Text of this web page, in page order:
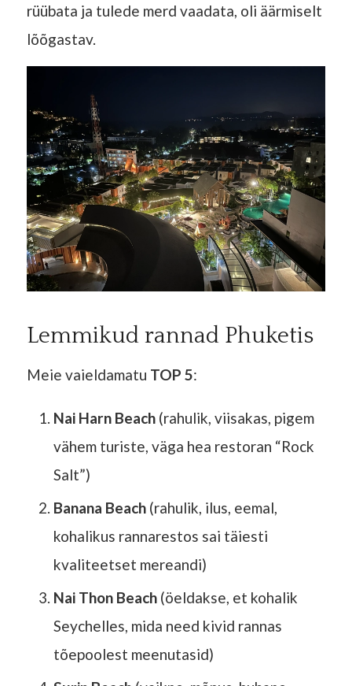
rüübata ja tulede merd vaadata, oli äärmiselt
lõõgastav.
Lemmikud rannad Phuketis
Meie vaieldamatu TOP 5:
Nai Harn Beach(rahulik, viisakas, pigem
vähem turiste, väga hea restoran “Rock
Salt”)
Banana Beach(rahulik, ilus, eemal,
kohalikus rannarestos sai täiesti
kvaliteetset mereandi)
Nai Thon Beach(öeldakse, et kohalik
Seychelles, mida need kivid rannas
tõepoolest meenutasid)